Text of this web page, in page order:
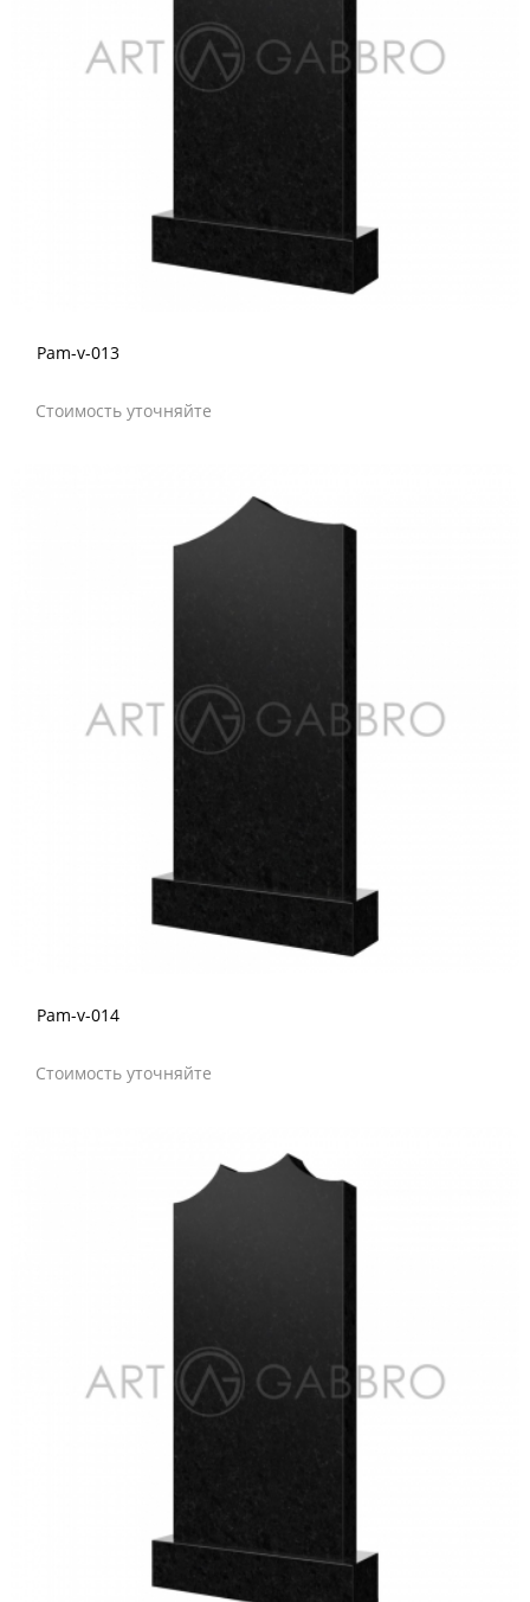
Pam-v-013
Стоимость уточняйте
Pam-v-014
Стоимость уточняйте